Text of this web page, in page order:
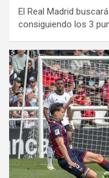
El Real Madrid
consiguiendo los 3